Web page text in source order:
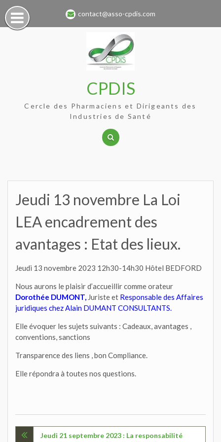
Skip
to
content
contact@asso-cpdis.com
CPDIS
Cercle des Pharmaciens et Dirigeants des
Industries de Santé
Jeudi 13 novembre La Loi
LEA encadrement des
avantages : Etat des lieux.
Jeudi 13 novembre 2023 12h30-14h30 Hôtel BEDFORD
Nous aurons le plaisir d’accueillir comme orateur
Dorothée DUMONT, Juriste et Responsable des Affaires
juridiques chez Alain DUMANT CONSULTANTS.
Elle évoquer les sujets suivants : Cadeaux, avantages ,
conventions, sanctions
Transparence des liens , bon Compliance.
Elle répondra à toutes nos questions.
Navigation
Jeudi 21 septembre 2023 : La responsabilité